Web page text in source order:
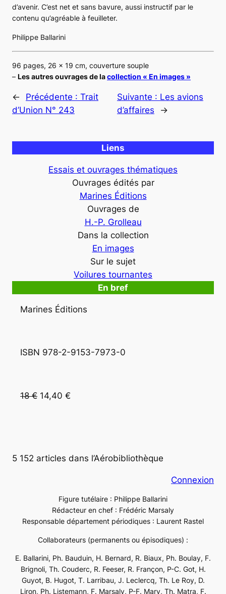
d’avenir. C’est net et sans bavure, aussi instructif par le
contenu qu’agréable à feuilleter.
Philippe Ballarini
96 pages, 26 x 19 cm, couverture souple
– Les autres ouvrages de lacollection « En images »
← Précédente : Trait
d’Union N° 243
Suivante : Les avions
d’affaires
→
Liens
Essais et ouvrages thématiques
Ouvrages édités par
Marines Éditions
Ouvrages de
H.-P. Grolleau
Dans la collection
En images
Sur le sujet
Voilures tournantes
En bref
Marines Éditions
ISBN 978-2-9153-7973-0
18 € 14,40 €
5 152 articles dans l’Aérobibliothèque
Connexion
Figure tutélaire : Philippe Ballarini
Rédacteur en chef : Frédéric Marsaly
Responsable département périodiques : Laurent Rastel
Collaborateurs (permanents ou épisodiques) :
E. Ballarini, Ph. Bauduin, H. Bernard, R. Biaux, Ph. Boulay, F.
Brignoli, Th. Couderc, R. Feeser, R. Françon, P-C. Got, H.
Guyot, B. Hugot, T. Larribau, J. Leclercq, Th. Le Roy, D.
Liron, Ph. Listemann, F. Marsaly, P-F. Mary, Th. Matra, F.